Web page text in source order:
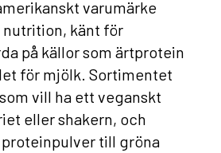
varumärke
nutrition, känt för
på källor som ärtprotein
för mjölk. Sortimentet
vill ha ett veganskt
eller shakern, och
till gröna